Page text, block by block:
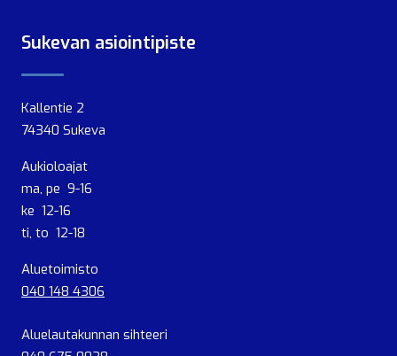
Sukevan asiointipiste
Kallentie 2
74340 Sukeva
Aukioloajat
ma, pe 9-16
ke 12-16
ti, to 12-18
Aluetoimisto
040 148 4306
Aluelautakunnan sihteeri